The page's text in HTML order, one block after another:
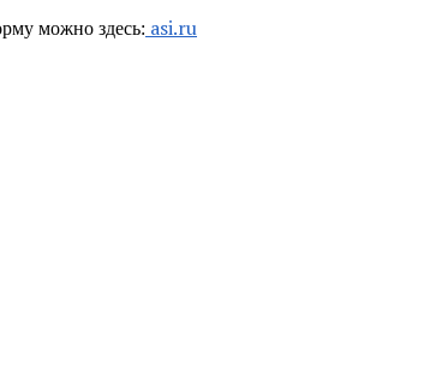
можно здесь: asi.ru